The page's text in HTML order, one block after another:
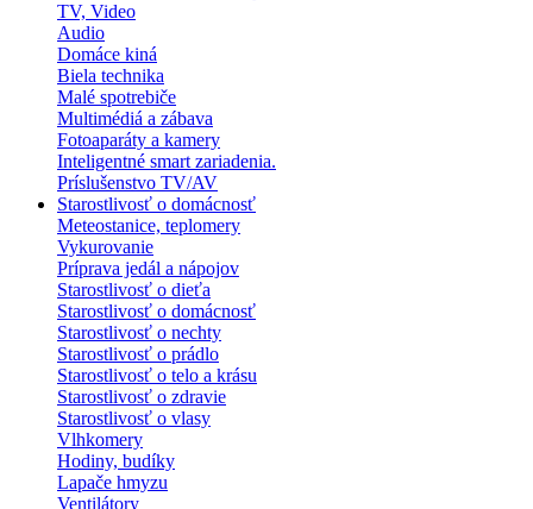
TV, Video
Audio
Domáce kiná
Biela technika
Malé spotrebiče
Multimédiá a zábava
Fotoaparáty a kamery
Inteligentné smart zariadenia.
Príslušenstvo TV/AV
Starostlivosť o domácnosť
Meteostanice, teplomery
Vykurovanie
Príprava jedál a nápojov
Starostlivosť o dieťa
Starostlivosť o domácnosť
Starostlivosť o nechty
Starostlivosť o prádlo
Starostlivosť o telo a krásu
Starostlivosť o zdravie
Starostlivosť o vlasy
Vlhkomery
Hodiny, budíky
Lapače hmyzu
Ventilátory